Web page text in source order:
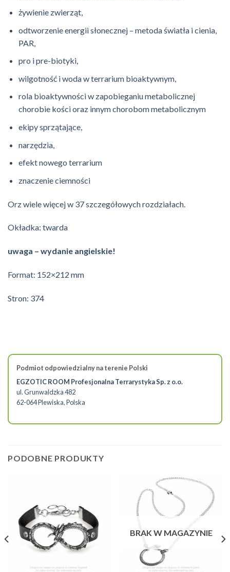
żywienie zwierząt,
odtworzenie energii słonecznej – metoda światła i cienia,
PAR,
pro i pre-biotyki,
wilgotność i woda w terrarium bioaktywnym,
rola bioaktywności w zapobieganiu metabolicznej
chorobie kości oraz innym chorobom metabolicznym
ekipy sprzątające,
narzędzia,
efekt nowego terrarium
znaczenie ciemności
Orz wiele więcej w 37 szczegółowych rozdziałach.
Okładka: twarda
uwaga – wydanie angielskie!
Format: 152×212 mm
Stron: 374
Podmiot odpowiedzialny na terenie Polski
EGZOTIC ROOM Profesjonalna Terrarystyka Sp. z o.o.
ul. Grunwaldzka 482
62-064 Plewiska, Polska
PODOBNE PRODUKTY
BRAK W MAGAZYNIE